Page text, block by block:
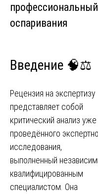
оспаривания
Введение 🧠⚖️
Рецензия на экспертизу
представляет собой
критический анализ уже
проведённого
исследования,
выполненный
квалифицированным
специалистом. Она